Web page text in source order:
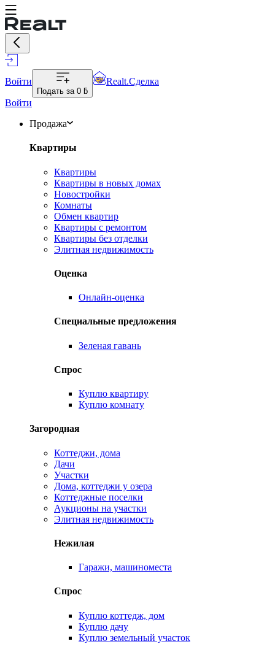
Войти
Подать за 0 ƃ
Realt.Сделка
Войти
Продажа
Квартиры
Квартиры
Квартиры в новых домах
Новостройки
Комнаты
Обмен квартир
Квартиры с ремонтом
Квартиры без отделки
Элитная недвижимость
Оценка
Онлайн-оценка
Специальные предложения
Зеленая гавань
Спрос
Куплю квартиру
Куплю комнату
Загородная
Коттеджи, дома
Дачи
Участки
Дома, коттеджи у озера
Коттеджные поселки
Аукционы на участки
Элитная недвижимость
Нежилая
Гаражи, машиноместа
Спрос
Куплю коттедж, дом
Куплю дачу
Куплю земельный участок